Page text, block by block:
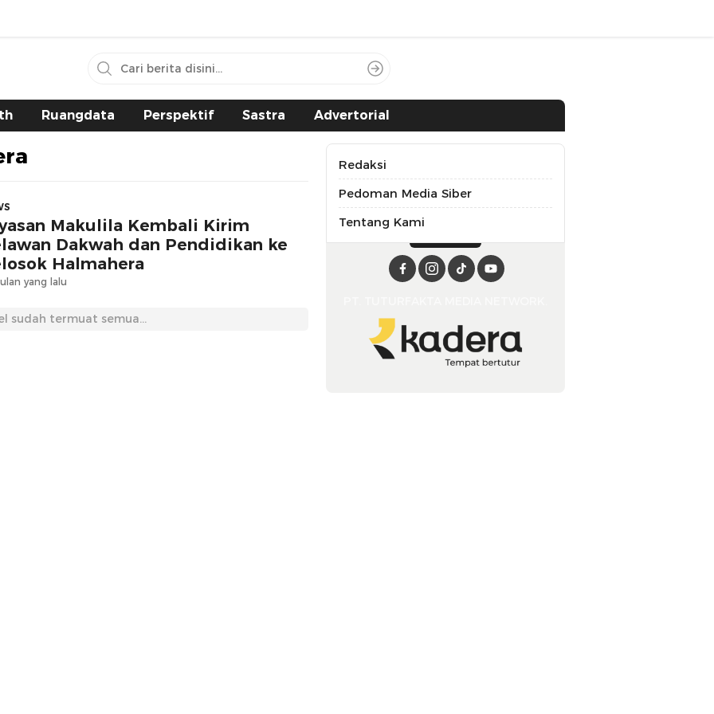
Ruangdata Perspektif Sastra Advertorial
Makulila Kembali Kirim
Dakwah dan Pendidikan ke
Halmahera
yang lalu
sudah termuat semua...
Redaksi
Pedoman Media Siber
Tentang Kami